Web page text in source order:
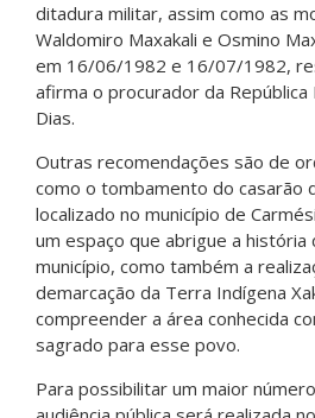
ditadura militar, assim como as
Waldomiro Maxakali e Osmino
em 16/06/1982 e 16/07/1982,
afirma o procurador da República
Dias.
Outras recomendações são de
como o tombamento do casarão
localizado no município de
um espaço que abrigue a
município, como também a
demarcação da Terra Indígena
compreender a área conhecida
sagrado para esse povo.
Para possibilitar um maior